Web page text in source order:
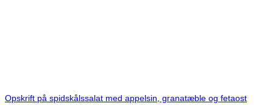
Opskrift på spidskålssalat med appelsin, granatæble og fetaost